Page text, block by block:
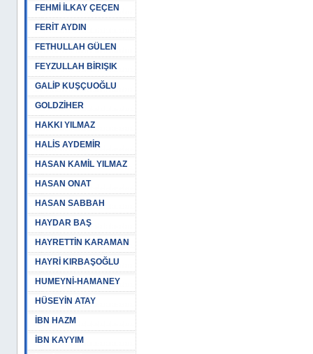
FEHMİ İLKAY ÇEÇEN
FERİT AYDIN
FETHULLAH GÜLEN
FEYZULLAH BİRIŞIK
GALİP KUŞÇUOĞLU
GOLDZİHER
HAKKI YILMAZ
HALİS AYDEMİR
HASAN KAMİL YILMAZ
HASAN ONAT
HASAN SABBAH
HAYDAR BAŞ
HAYRETTİN KARAMAN
HAYRİ KIRBAŞOĞLU
HUMEYNİ-HAMANEY
HÜSEYİN ATAY
İBN HAZM
İBN KAYYIM